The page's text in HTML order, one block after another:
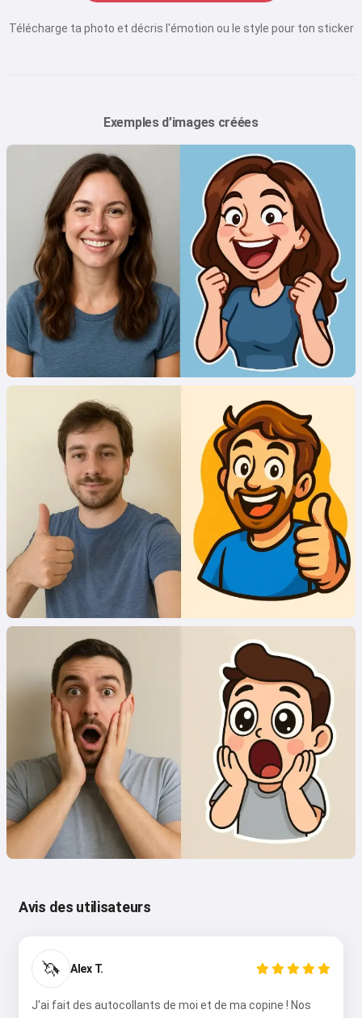
Télécharge ta photo et décris l'émotion ou le style pour ton sticker
Exemples d’images créées
Avis des utilisateurs
🦄 Alex T.
J'ai fait des autocollants de moi et de ma copine ! Nos